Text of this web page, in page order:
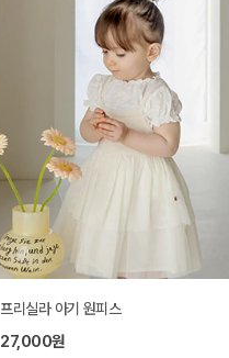
프리실라 아기 원피스
27,000원